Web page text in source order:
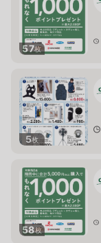
57枚
5枚
58枚